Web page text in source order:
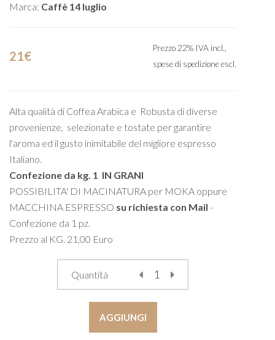
Marca: Caffè 14 luglio
21€
Prezzo 22% IVA incl.,
spese di spedizione escl.
Alta qualità di Coffea Arabica e Robusta di diverse
provenienze, selezionate e tostate per garantire
l'aroma ed il gusto inimitabile del migliore espresso
Italiano.
Confezione da kg. 1 IN GRANI
POSSIBILITA' DI MACINATURA per MOKA oppure
MACCHINA ESPRESSO su richiesta con Mail -
Confezione da 1 pz.
Prezzo al KG. 21,00 Euro
Quantità
AGGIUNGI